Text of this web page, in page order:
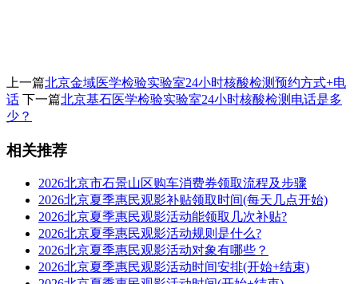
上一篇北京金域医学检验实验室24小时核酸检测预约方式+电
话 下一篇北京基石医学检验实验室24小时核酸检测电话是多
少？
相关推荐
2026北京市石景山区购车消费券领取流程及步骤
2026北京夏季惠民观影补贴领取时间(每天几点开始)
2026北京夏季惠民观影活动能领取几次补贴?
2026北京夏季惠民观影活动规则是什么?
2026北京夏季惠民观影活动对象有哪些？
2026北京夏季惠民观影活动时间安排(开始+结束)